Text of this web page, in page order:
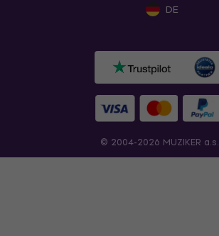
DE
© 2004-2026 MUZIKER a.s.